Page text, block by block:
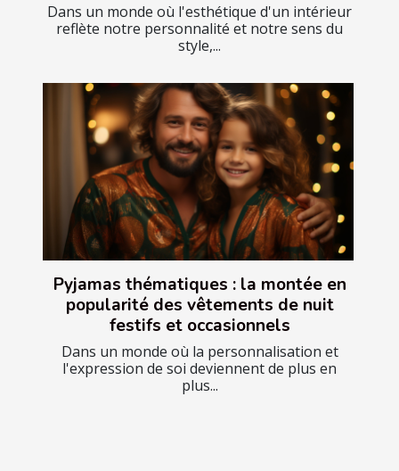
Dans un monde où l'esthétique d'un intérieur
reflète notre personnalité et notre sens du
style,...
Pyjamas thématiques : la montée en
popularité des vêtements de nuit
festifs et occasionnels
Dans un monde où la personnalisation et
l'expression de soi deviennent de plus en
plus...